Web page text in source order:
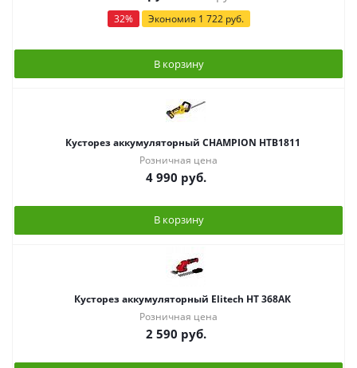
32% Экономия 1 722руб.
В корзину
Кусторез аккумуляторный CHAMPION HTB1811
Розничная цена
4 990 руб.
В корзину
Кусторез аккумуляторный Elitech НТ 368АК
Розничная цена
2 590 руб.